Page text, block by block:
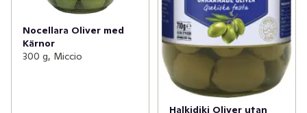
Nocellara Oliver med
Kärnor
300 g, Miccio
Halkidiki Oliver utan